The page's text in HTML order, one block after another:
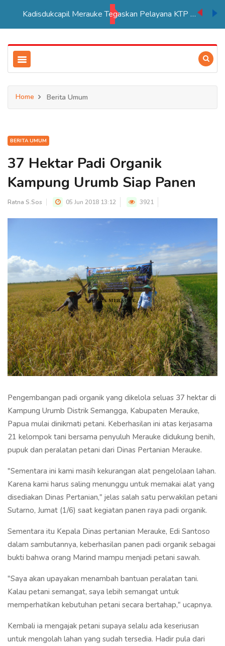
Kadisdukcapil Merauke Tegaskan Pelayana KTP Sesuai SOP
Home Berita Umum
BERITA UMUM
37 Hektar Padi Organik
Kampung Urumb Siap Panen
Ratna S.Sos 05 Jun 2018 13:12 3921
Pengembangan padi organik yang dikelola seluas 37 hektar di
Kampung Urumb Distrik Semangga, Kabupaten Merauke,
Papua mulai dinikmati petani. Keberhasilan ini atas kerjasama
21 kelompok tani bersama penyuluh Merauke didukung benih,
pupuk dan peralatan petani dari Dinas Pertanian Merauke.
"Sementara ini kami masih kekurangan alat pengelolaan lahan.
Karena kami harus saling menunggu untuk memakai alat yang
disediakan Dinas Pertanian," jelas salah satu perwakilan petani
Sutarno, Jumat (1/6) saat kegiatan panen raya padi organik.
Sementara itu Kepala Dinas pertanian Merauke, Edi Santoso
dalam sambutannya, keberhasilan panen padi organik sebagai
bukti bahwa orang Marind mampu menjadi petani sawah.
"Saya akan upayakan menambah bantuan peralatan tani.
Kalau petani semangat, saya lebih semangat untuk
memperhatikan kebutuhan petani secara bertahap," ucapnya.
Kembali ia mengajak petani supaya selalu ada keseriusan
untuk mengolah lahan yang sudah tersedia. Hadir pula dari